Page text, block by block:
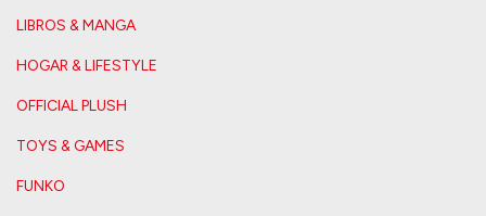
LIBROS & MANGA
HOGAR & LIFESTYLE
OFFICIAL PLUSH
TOYS & GAMES
FUNKO